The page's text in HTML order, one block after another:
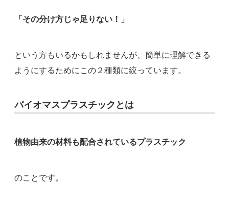
「その分け方じゃ足りない！」
という方もいるかもしれませんが、簡単に理解できる
ようにするためにこの２種類に絞っています。
バイオマスプラスチックとは
植物由来の材料も配合されているプラスチック
のことです。